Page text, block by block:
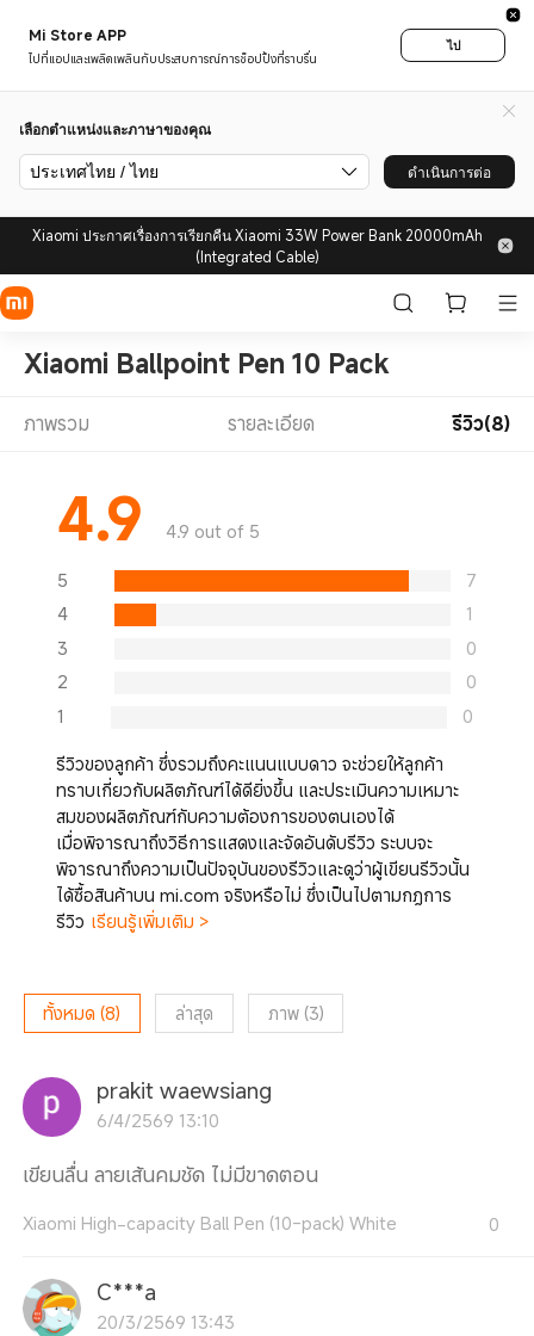
Mi Store APP
ไปที่แอปและเพลิดเพลินกับประสบการณ์การช็อปปิ้งที่ราบรื่น
ไป
เลือกตำแหน่งและภาษาของคุณ
ประเทศไทย / ไทย ดำเนินการต่อ
Xiaomi ประกาศเรื่องการเรียกคืน Xiaomi 33W Power Bank 20000mAh
(Integrated Cable)
Xiaomi Ballpoint Pen 10 Pack
ภาพรวม รายละเอียด รีวิว(8)
4.9 4.9 out of 5
5
7
4
1
3
0
2
0
1
0
รีวิวของลูกค้า ซึ่งรวมถึงคะแนนแบบดาว จะช่วยให้ลูกค้า
ทราบเกี่ยวกับผลิตภัณฑ์ได้ดียิ่งขึ้น และประเมินความเหมาะ
สมของผลิตภัณฑ์กับความต้องการของตนเองได้
เมื่อพิจารณาถึงวิธีการแสดงและจัดอันดับรีวิว ระบบจะ
พิจารณาถึงความเป็นปัจจุบันของรีวิวและดูว่าผู้เขียนรีวิวนั้น
ได้ซื้อสินค้าบน mi.com จริงหรือไม่ ซึ่งเป็นไปตามกฎการ
รีวิว เรียนรู้เพิ่มเติม >
ทั้งหมด (8) ล่าสุด ภาพ(3)
prakit waewsiang
6/4/2569 13:10
เขียนลื่น ลายเส้นคมชัด ไม่มีขาดตอน
Xiaomi High-capacity Ball Pen (10-pack) White 0
C***a
20/3/2569 13:43